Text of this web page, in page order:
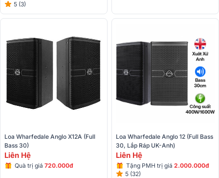
5 (3)
Loa Wharfedale Anglo X12A (full
Bass 30)
Liên Hệ
Quà trị giá 720.000đ
Loa Wharfedale Anglo 12 (full Bass
30, Lắp Ráp UK-Anh)
Liên Hệ
Tặng PMH trị giá 2.000.000đ
5 (32)